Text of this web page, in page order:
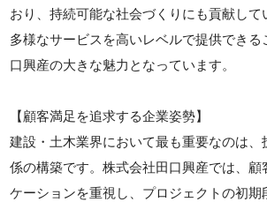
おり、持続可能な社会づくりにも貢献して
多様なサービスを高いレベルで提供できる
口興産の大きな魅力となっています。
【顧客満足を追求する企業姿勢】
建設・土木業界において最も重要なのは、
係の構築です。株式会社田口興産では、顧
ケーションを重視し、プロジェクトの初期